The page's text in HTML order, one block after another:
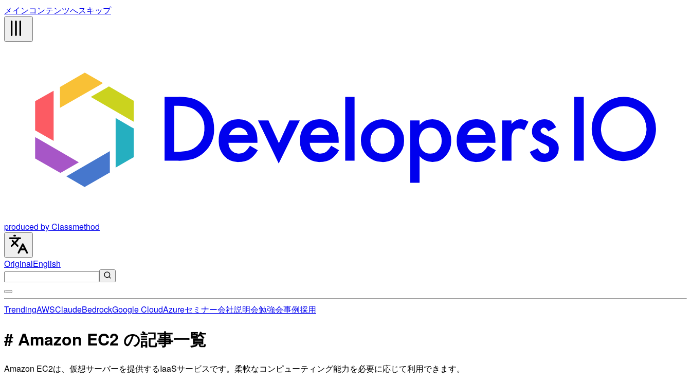
メインコンテンツへスキップ
produced by Classmethod
OriginalEnglish
TrendingAWSClaudeBedrockGoogle CloudAzureセミナー会社説明会勉強会事例採用
# Amazon EC2 の記事一覧
Amazon EC2は、仮想サーバーを提供するIaaSサービスです。柔軟なコンピューティング能力を必要に応じて利用できます。